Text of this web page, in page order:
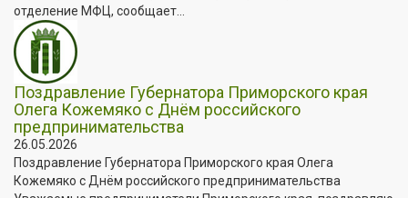
отделение МФЦ, сообщает...
Поздравление Губернатора Приморского края
Олега Кожемяко с Днём российского
предпринимательства
26.05.2026
Поздравление Губернатора Приморского края Олега
Кожемяко с Днём российского предпринимательства